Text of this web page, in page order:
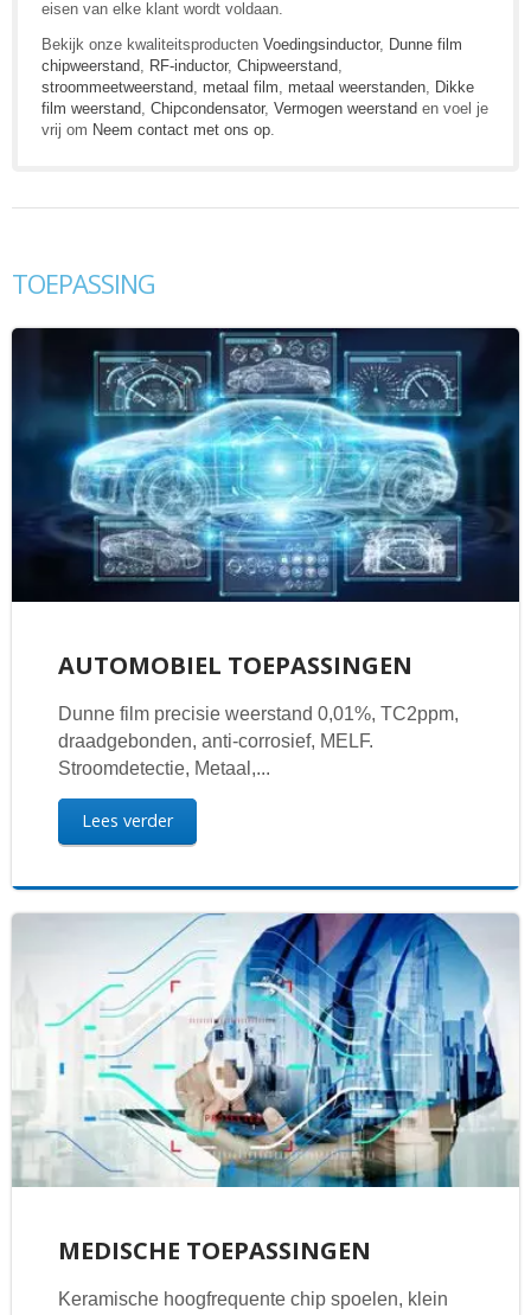
eisen van elke klant wordt voldaan.
Bekijk onze kwaliteitsproducten Voedingsinductor, Dunne film
chipweerstand
RF-inductor, Chipweerstand
stroommeetweerstand
metaal film metaal weerstanden
Dikke
film weerstand Chipcondensator, Vermogen weerstand en voel je
vrij om Neem contact met ons op
TOEPASSING
AUTOMOBIEL TOEPASSINGEN
Dunne film precisie weerstand 0,01%, TC2ppm,
draadgebonden, anti-corrosief, MELF.
Stroomdetectie, Metaal,...
Lees verder
MEDISCHE TOEPASSINGEN
Keramische hoogfrequente chip spoelen, klein